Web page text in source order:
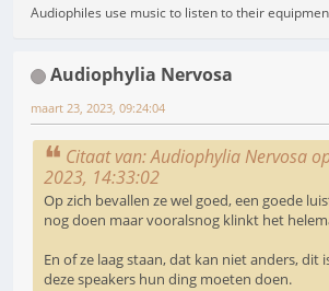
Audiophiles use music to listen to their
Audiophylia Nervosa
maart 23, 2023, 09:24:04
Citaat van: Audiophylia Nervosa
2023, 14:33:02
Op zich bevallen ze wel goed, een goede
nog doen maar vooralsnog klinkt het
En of ze laag staan, dat kan niet anders, dit
deze speakers hun ding moeten doen.